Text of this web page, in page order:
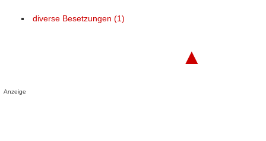
diverse Besetzungen (1)
▲
Anzeige